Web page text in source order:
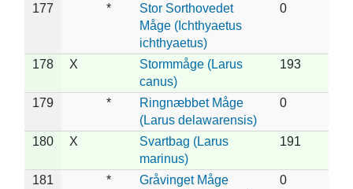
177 *
Stor Sorthovedet
Måge (Ichthyaetus
ichthyaetus)
0
178 X
Stormmåge (Larus
canus)
193
179 *
Ringnæbbet Måge
(Larus delawarensis)
0
180 X
Svartbag (Larus
marinus)
191
181 *
Gråvinget Måge
0